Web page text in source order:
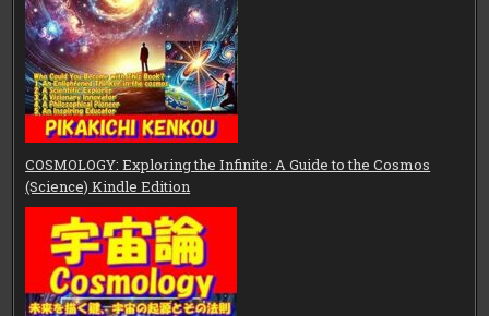
COSMOLOGY: Exploring the Infinite: A Guide to the Cosmos
(Science) Kindle Edition